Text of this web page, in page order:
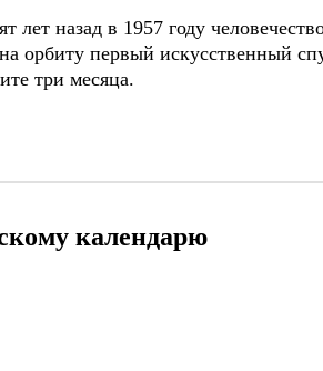
лет назад в 1957 году
орбиту первый искусственный
три месяца.
календарю